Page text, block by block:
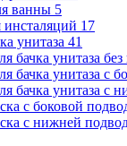
ванны 5
17
унитаза 41
бачка унитаза без
бачка унитаза с
бачка унитаза с
с боковой
с нижней